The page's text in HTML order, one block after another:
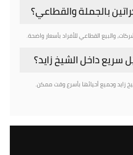
بالجملة والقطاعي؟
والبيع القطاعي للأفراد بأسعار واضحة.
داخل الشيخ زايد؟
زايد وجميع أحيائها بأسرع وقت ممكن.